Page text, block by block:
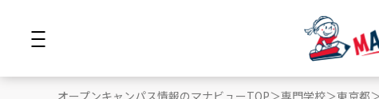
オープンキャンパス情報のマナビューTOP 専門学校 東京都